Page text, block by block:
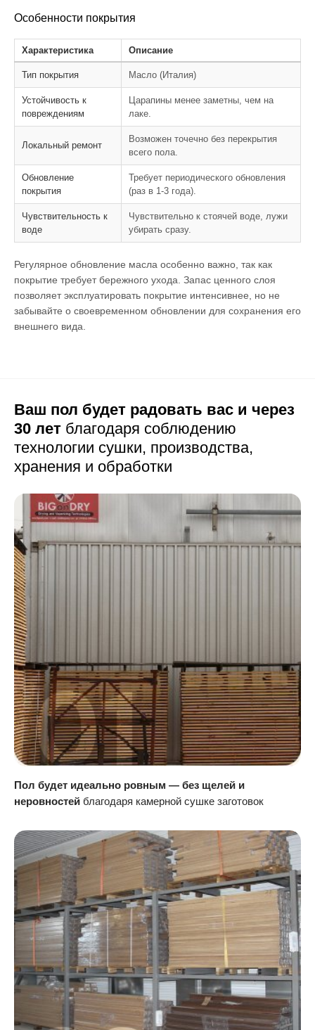
Особенности покрытия
Характеристика Описание
Тип покрытия Масло (Италия)
Устойчивость к
повреждениям
Царапины менее заметны, чем на
лаке.
Локальный ремонт
Возможен точечно без перекрытия
всего пола.
Обновление
покрытия
Требует периодического обновления
(раз в 1-3 года).
Чувствительность к
воде
Чувствительно к стоячей воде, лужи
убирать сразу.
Регулярное обновление масла особенно важно, так как
покрытие требует бережного ухода. Запас ценного слоя
позволяет эксплуатировать покрытие интенсивнее, но не
забывайте о своевременном обновлении для сохранения его
внешнего вида.
Ваш пол будет радовать вас и через
30 лет благодаря соблюдению
технологии сушки, производства,
хранения и обработки
Пол будет идеально ровным — без щелей и
неровностей благодаря камерной сушке заготовок